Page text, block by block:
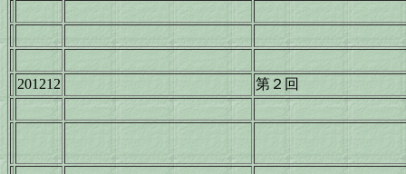
201212 第２回